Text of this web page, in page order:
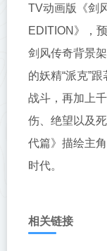
TV动画版《剑
EDITION》，
剑风传奇背景
的妖精“派克”
战斗，再加上
伤、绝望以及
代篇》描绘主
时代。
相关链接